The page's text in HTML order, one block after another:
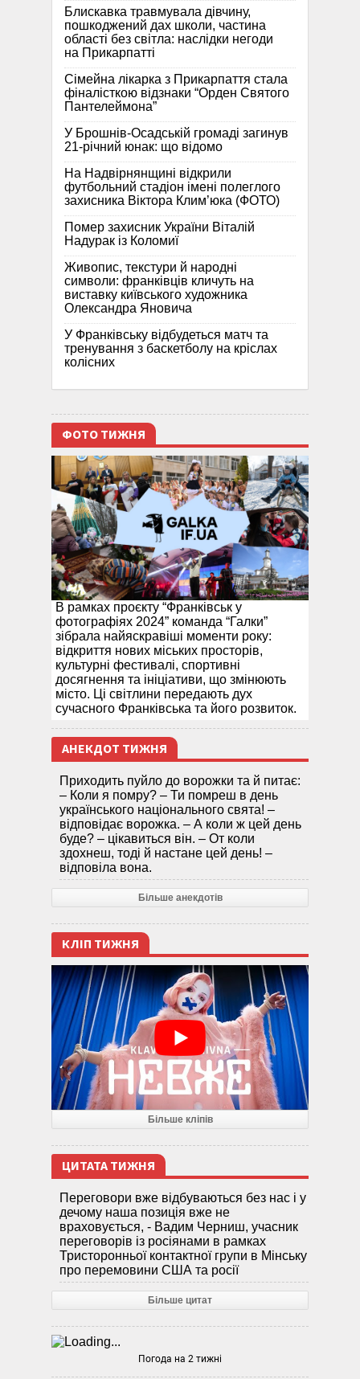
Блискавка травмувала дівчину,
пошкоджений дах школи, частина
області без світла: наслідки негоди
на Прикарпатті
Сімейна лікарка з Прикарпаття стала
фіналісткою відзнаки “Орден Святого
Пантелеймона”
У Брошнів-Осадській громаді загинув
21-річний юнак: що відомо
На Надвірнянщині відкрили
футбольний стадіон імені полеглого
захисника Віктора Клим’юка (ФОТО)
Помер захисник України Віталій
Надурак із Коломиї
Живопис, текстури й народні
символи: франківців кличуть на
виставку київського художника
Олександра Яновича
У Франківську відбудеться матч та
тренування з баскетболу на кріслах
колісних
ФОТО ТИЖНЯ
В рамках проєкту “Франківськ у
фотографіях 2024” команда “Галки”
зібрала найяскравіші моменти року:
відкриття нових міських просторів,
культурні фестивалі, спортивні
досягнення та ініціативи, що змінюють
місто. Ці світлини передають дух
сучасного Франківська та його розвиток.
АНЕКДОТ ТИЖНЯ
Приходить пуйло до ворожки та й питає:
– Коли я помру? – Ти помреш в день
українського національного свята! –
відповідає ворожка. – А коли ж цей день
буде? – цікавиться він. – От коли
здохнеш, тоді й настане цей день! –
відповіла вона.
Більше анекдотів
КЛІП ТИЖНЯ
Більше кліпів
ЦИТАТА ТИЖНЯ
Переговори вже відбуваються без нас і у
дечому наша позиція вже не
враховується, - Вадим Черниш, учасник
переговорів із росіянами в рамках
Тристоронньої контактної групи в Мінську
про перемовини США та росії
Більше цитат
Погода на 2 тижні